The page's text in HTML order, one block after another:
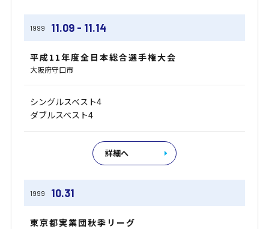
11.09 - 11.14
1999
平成11年度全日本総合選手権大会
大阪府守口市
シングルスベスト4
ダブルスベスト4
詳細へ
10.31
1999
東京都実業団秋季リーグ